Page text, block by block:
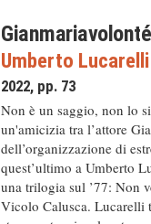
Gianmariavolonté
Umberto Lucarelli
2022, pp. 73
Non è un saggio, non lo
un'amicizia tra l’attore
dell’organizzazione di
quest’ultimo a Umberto
una trilogia sul ’77: Non
Vicolo Calusca. Lucarelli